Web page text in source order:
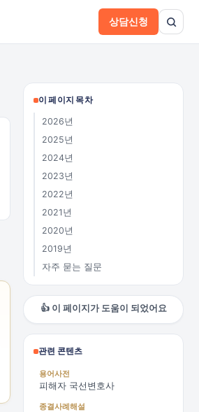
상담신청
이 페이지 목차
2026년
2025년
2024년
2023년
2022년
2021년
2020년
2019년
자주 묻는 질문
👍 이 페이지가 도움이 되었어요
관련 콘텐츠
용어사전
피해자 국선변호사
종결사례해설